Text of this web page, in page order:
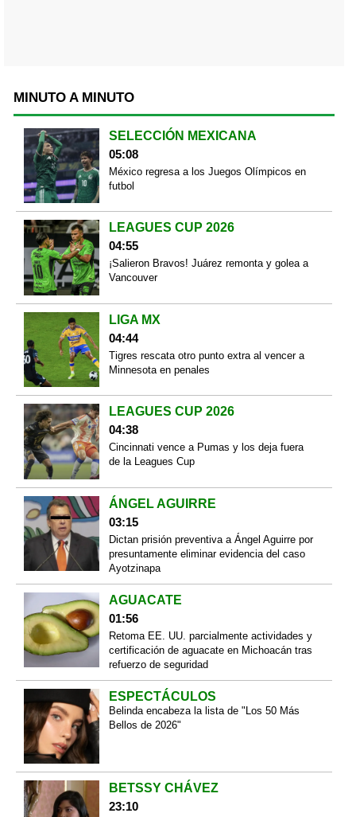
MINUTO A MINUTO
SELECCIÓN MEXICANA
05:08
México regresa a los Juegos Olímpicos en
futbol
LEAGUES CUP 2026
04:55
¡Salieron Bravos! Juárez remonta y golea a
Vancouver
LIGA MX
04:44
Tigres rescata otro punto extra al vencer a
Minnesota en penales
LEAGUES CUP 2026
04:38
Cincinnati vence a Pumas y los deja fuera
de la Leagues Cup
ÁNGEL AGUIRRE
03:15
Dictan prisión preventiva a Ángel Aguirre por
presuntamente eliminar evidencia del caso
Ayotzinapa
AGUACATE
01:56
Retoma EE. UU. parcialmente actividades y
certificación de aguacate en Michoacán tras
refuerzo de seguridad
ESPECTÁCULOS
Belinda encabeza la lista de "Los 50 Más
Bellos de 2026"
BETSSY CHÁVEZ
23:10